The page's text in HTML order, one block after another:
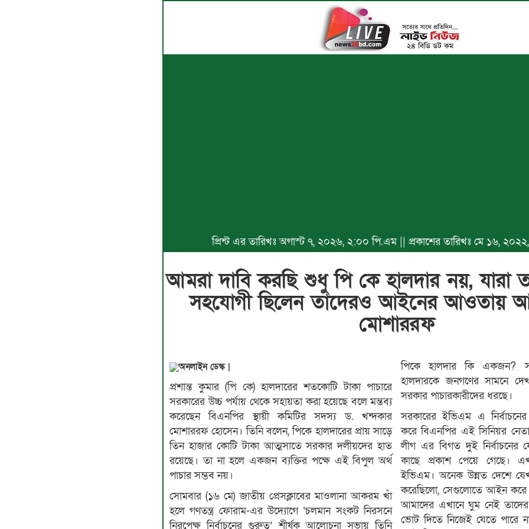
প্রিন্ট এর তারিখঃ অগাস্ট ৭, ২০২৬, ২:০০ পি.এম || প্রকাশের তারিখঃ মে ১৬,
আমরা দাবি করছি শুধু পি কে হালদার নয়, যারা
সহযোগী ছিলেন তাদেরও আইনের আওতায়
মোশাররফ
অনলাইন ডেস্ক |
প্রশান্ত কুমার (পি কে) হালদারের শতকোটি টাকা পাচারে
সরকারের উচ্চ পর্যায় থেকে সহায়তা করা হয়েছে বলে মন্তব্য
করেছেন বিএনপির স্থায়ী কমিটির সদস্য ড. খন্দকার
মোশাররফ হোসেন। তিনি বলেন, পিকে হালদারের প্রায় সাড়ে
তিন হাজার কোটি টাকা আত্মসাতে সরকার দলীয়দের হাত
রয়েছে। তা না হলে একজন ব্যক্তির পক্ষে এই বিপুল অর্থ
পাচার সম্ভব নয়।
সোমবার (১৬ মে) জাতীয় প্রেসক্লাবের মাওলানা আকরম খাঁ
হলে গণতন্ত্র ফোরাম-এর উদ্যোগে ‘চলমান সংকট নিরসনে
নিরপেক্ষ নির্বাচনের গুরুত্ব’ শীর্ষক আলোচনা সভায় তিনি
পিকে হালদার কি একজন?
হালদারকে জনগণের সামনে
সরকার পাচারকারীদের ধরছে।
সরকারের ইভিএম এ
করে বিএনপির এই সিনিয়র
লীগ এর বিগত দুই
কাছে প্রকাশ পেয়ে গেছে।
ইভিএম। অনেক উন্নত দেশে
করেছিলো, সেগুলোতে আইন করে
আমাদের এখানে ঘুম নেই
ভোট দিতে নিজেই যেতে